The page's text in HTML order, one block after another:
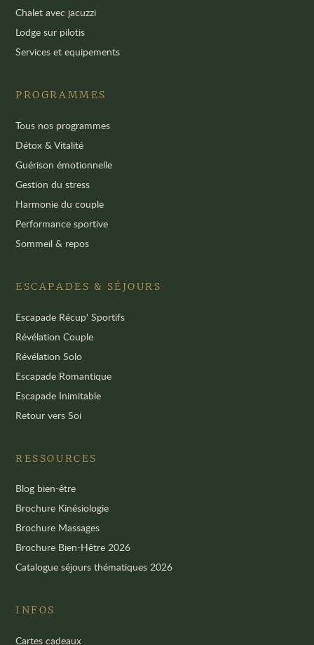
Chalet avec jacuzzi
Lodge sur pilotis
Services et equipements
PROGRAMMES
Tous nos programmes
Détox & Vitalité
Guérison émotionnelle
Gestion du stress
Harmonie du couple
Performance sportive
Sommeil & repos
ESCAPADES & SÉJOURS
Escapade Récup' Sportifs
Révélation Couple
Révélation Solo
Escapade Romantique
Escapade Inimitable
Retour vers Soi
RESSOURCES
Blog bien-être
Brochure Kinésiologie
Brochure Massages
Brochure Bien-Hêtre 2026
Catalogue séjours thématiques 2026
INFOS
Cartes cadeaux